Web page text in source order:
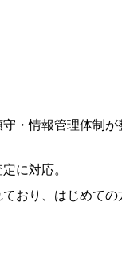
・情報管理体制
に対応。
おり、はじめて